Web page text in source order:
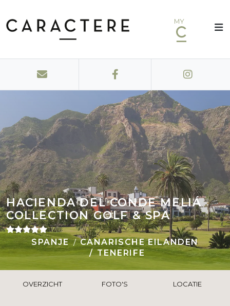
MY
HACIENDA DEL CONDE MELIÁ
COLLECTION GOLF & SPA
SPANJE
CANARISCHE EILANDEN
TENERIFE
OVERZICHT FOTO'S LOCATIE